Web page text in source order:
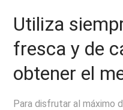
Utiliza
fresca y de
obtener el
Para disfrutar al máximo